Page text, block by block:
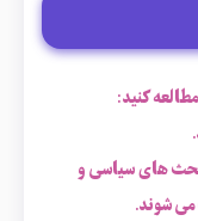
کنید:
بحث های سیاسی و
می شوند.